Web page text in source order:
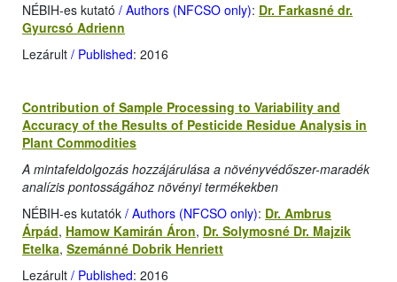
NÉBIH-es kutató / Authors (NFCSO only): Dr. Farkasné dr.
Gyurcsó Adrienn
Lezárult / Published: 2016
Contribution of Sample Processing to Variability and
Accuracy of the Results of Pesticide Residue Analysis in
Plant Commodities
A mintafeldolgozás hozzájárulása a növényvédőszer-maradék
analízis pontosságához növényi termékekben
NÉBIH-es kutatók / Authors (NFCSO only): Dr. Ambrus
Árpád, Hamow Kamirán Áron, Dr. Solymosné Dr. Majzik
Etelka, Szemánné Dobrik Henriett
Lezárult / Published: 2016